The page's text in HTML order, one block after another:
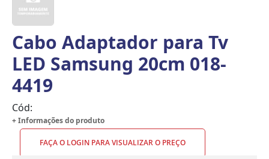
Cabo Adaptador para Tv
LED Samsung 20cm 018-
4419
Cód:
+ Informações do produto
FAÇA O LOGIN PARA VISUALIZAR O PREÇO